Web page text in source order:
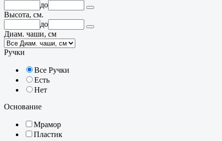
до
Высота, см.
до
Диам. чаши, см
Ручки
Все Ручки
Есть
Нет
Основание
Мрамор
Пластик